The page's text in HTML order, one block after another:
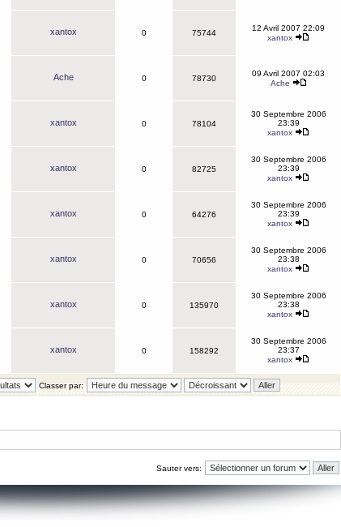
xantox 0 75744
12 Avril 2007 22:09
xantox
Ache 0 78730
09 Avril 2007 02:03
Ache
xantox 0 78104
30 Septembre 2006
23:39
xantox
xantox 0 82725
30 Septembre 2006
23:39
xantox
xantox 0 64276
30 Septembre 2006
23:39
xantox
xantox 0 70656
30 Septembre 2006
23:38
xantox
xantox 0 135970
30 Septembre 2006
23:38
xantox
xantox 0 158292
30 Septembre 2006
23:37
xantox
Classer par:
Sauter vers: